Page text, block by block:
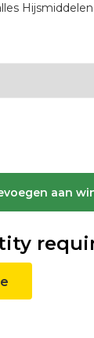
Hijsmiddelen
aan